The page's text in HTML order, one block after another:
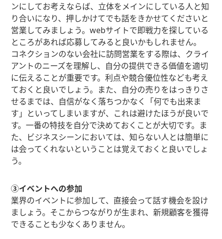
ンにしてお考えならば、立体をメインにしている人と知
り合いになり、押しかけてでも話をきかせてくださいと
営業してみましょう。webサイトで即戦力を探している
ところがあれば応募してみると良いかもしれません。
コネクションのない会社に訪問営業をする際は、クライ
アントのニーズを理解し、自分の提供できる価値を適切
に伝えることが重要です。利点や競合優位性なども考え
ておくと良いでしょう。また、自分の売りをはっきりさ
せるまでは、自信がなく落ちつかなく「何でも出来ま
す」といってしまいますが、これは避けたほうが良いで
す。一番の特技を自分で決めておくことが大切です。ま
た、ビジネスシーンにおいては、知らない人とは簡単に
は会ってくれないということは覚えておくと良いでしょ
う。
③イベントへの参加
業界のイベントに参加して、直接会って話す機会を設け
ましょう。そこからつながりが生まれ、新規顧客を獲得
できることも少なくありません。